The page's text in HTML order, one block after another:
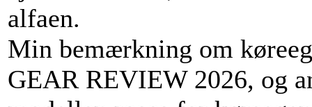
alfaen.
Min bemærkning om
GEAR REVIEW 2026, og